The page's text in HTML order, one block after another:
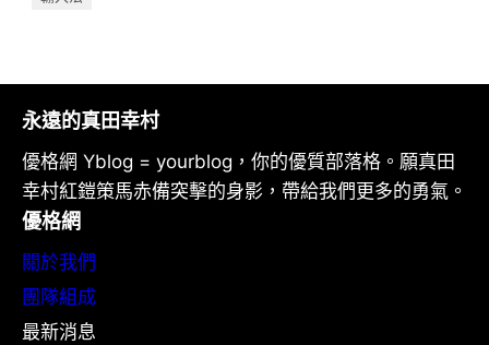
永遠的真田幸村
優格網 Yblog = yourblog，你的優質部落格。願真田
幸村紅鎧策馬赤備突擊的身影，帶給我們更多的勇氣。
優格網
關於我們
團隊組成
最新消息